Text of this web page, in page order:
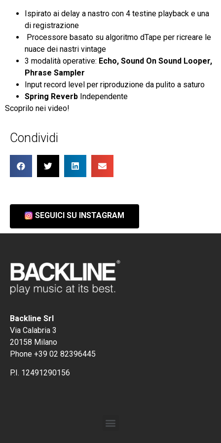
Ispirato ai delay a nastro con 4 testine playback e una
di registrazione
Processore basato su algoritmo dTape per ricreare le
nuace dei nastri vintage
3 modalità operative: Echo, Sound On Sound Looper,
Phrase Sampler
Input record level per riproduzione da pulito a saturo
Spring Reverb Independente
Scoprilo nei video!
Condividi
SEGUICI SU INSTAGRAM
Backline Srl
Via Calabria 3
20158 Milano
Phone +39 02 82396445
P.I. 12491290156